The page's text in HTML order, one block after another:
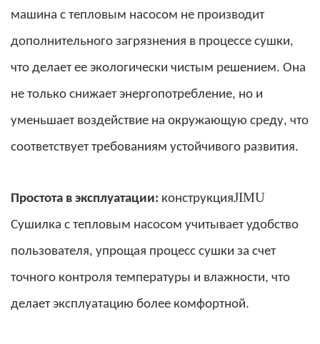
машина с тепловым насосом не производит
дополнительного загрязнения в процессе сушки,
что делает ее экологически чистым решением. Она
не только снижает энергопотребление, но и
уменьшает воздействие на окружающую среду, что
соответствует требованиям устойчивого развития.
Простота в эксплуатации: конструкцияJIMU
Сушилка с тепловым насосом учитывает удобство
пользователя, упрощая процесс сушки за счет
точного контроля температуры и влажности, что
делает эксплуатацию более комфортной.